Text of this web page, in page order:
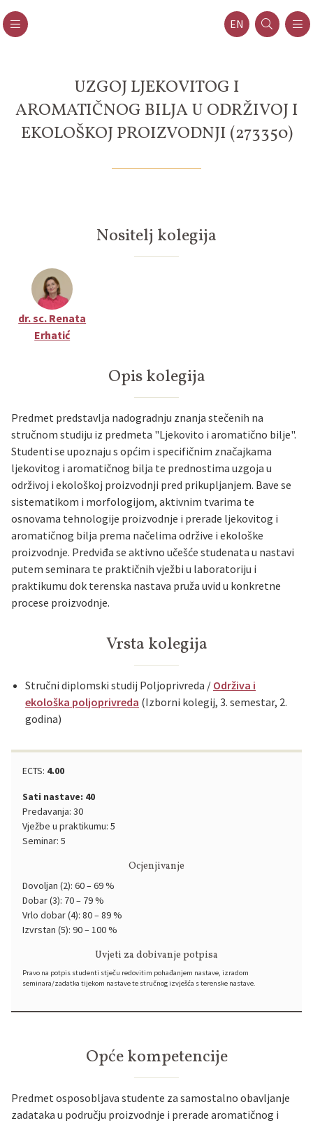
EN
UZGOJ LJEKOVITOG I
AROMATIČNOG BILJA U ODRŽIVOJ I
EKOLOŠKOJ PROIZVODNJI (273350)
Nositelj kolegija
dr. sc. Renata
Erhatić
Opis kolegija
Predmet predstavlja nadogradnju znanja stečenih na
stručnom studiju iz predmeta "Ljekovito i aromatično bilje".
Studenti se upoznaju s općim i specifičnim značajkama
ljekovitog i aromatičnog bilja te prednostima uzgoja u
održivoj i ekološkoj proizvodnji pred prikupljanjem. Bave se
sistematikom i morfologijom, aktivnim tvarima te
osnovama tehnologije proizvodnje i prerade ljekovitog i
aromatičnog bilja prema načelima održive i ekološke
proizvodnje. Predviđa se aktivno učešće studenata u nastavi
putem seminara te praktičnih vježbi u laboratoriju i
praktikumu dok terenska nastava pruža uvid u konkretne
procese proizvodnje.
Vrsta kolegija
Stručni diplomski studij Poljoprivreda / Održiva i
ekološka poljoprivreda (Izborni kolegij, 3. semestar, 2.
godina)
ECTS: 4.00
Sati nastave: 40
Predavanja: 30
Vježbe u praktikumu: 5
Seminar: 5
Ocjenjivanje
Dovoljan (2): 60 – 69 %
Dobar (3): 70 – 79 %
Vrlo dobar (4): 80 – 89 %
Izvrstan (5): 90 – 100 %
Uvjeti za dobivanje potpisa
Pravo na potpis studenti stječu redovitim pohađanjem nastave, izradom
seminara/zadatka tijekom nastave te stručnog izvješća s terenske nastave.
Opće kompetencije
Predmet osposobljava studente za samostalno obavljanje
zadataka u području proizvodnje i prerade aromatičnog i